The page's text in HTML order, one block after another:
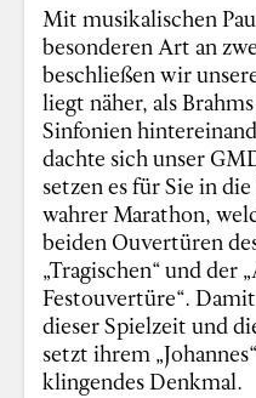
Mit musikalischen
besonderen Art an
beschließen wir
liegt näher, als
Sinfonien
dachte sich unser
setzen es für Sie in
wahrer Marathon,
beiden Ouvertüren
„Tragischen“ und der
Festouvertüre“.
dieser Spielzeit und
setzt ihrem
klingendes Denkmal.